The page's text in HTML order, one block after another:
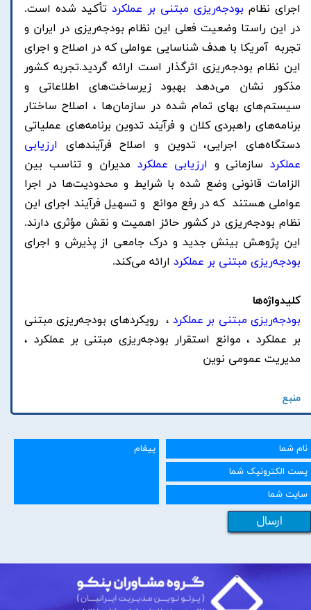
اجرای نظام ‌ بودجه‌ریزی مبتنی بر عملکردتأکید شده است.
در این راستا وضعیت فعلی این نظام بودجه‌ریزی در ایران و
تجربه آمریکا با هدف شناسایی عواملی که در اصلاح و اجرای
این نظام ‌بودجه‌ریزی اثرگذار است ارائه گردید.تجربه کشور
مذکور نشان می‌دهد بهبود زیرساخت‌های اطلاعاتی و
سیستم‌های بهای تمام شده در سازمان‌ها ، اصلاح ساختار
برنامه‌های راهبردی کلان و فرآیند تدوین برنامه‌های عملیاتی
دستگاه‌های اجرایی، تدوین و اصلاح فرآیند‌های ارزیابی
عملکرد سازمانی و ارزیابی عملکرد مدیران و تناسب بین
الزامات قانونی وضع شده با شرایط و محدودیت‌ها در اجرا
عواملی هستند که در رفع موانع و تسهیل فرآیند اجرای این
نظام بودجه‌ریزی در کشور حائز اهمیت و نقش مؤثری دارند.
این پژوهش بینش جدید و درک جامعی از پذیرش و اجرای
بودجه‌ریزی مبتنی بر عملکرد ارائه می‌کند.
کلیدواژه‌ها
بودجه‌ریزی مبتنی بر عملکرد ، رویکرد‌های بودجه‌ریزی مبتنی
بر عملکرد ، موانع استقرار بودجه‌ریزی مبتنی بر عملکرد ،
مدیریت عمومی نوین
منبع
ارسال